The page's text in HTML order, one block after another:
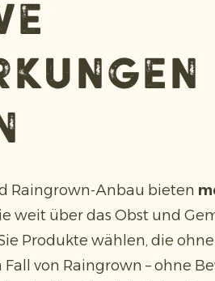
Raingrown-Anbau bieten
weit über das Obst und
Produkte wählen, die
von Raingrown – ohne